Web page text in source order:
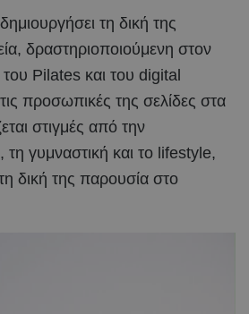
τη δική της
δραστηριοποιούμενη στον
Pilates και του digital
προσωπικές της σελίδες στα
στιγμές από την
τη γυμναστική και το lifestyle,
δική της παρουσία στο